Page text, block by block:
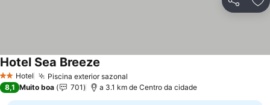
Partilhar
2 Estrelas
Hotel Piscina exterior sazonal
Hotel Sea Breeze
8,1 Muito boa 701 a 3.1 km de Centro da cidade